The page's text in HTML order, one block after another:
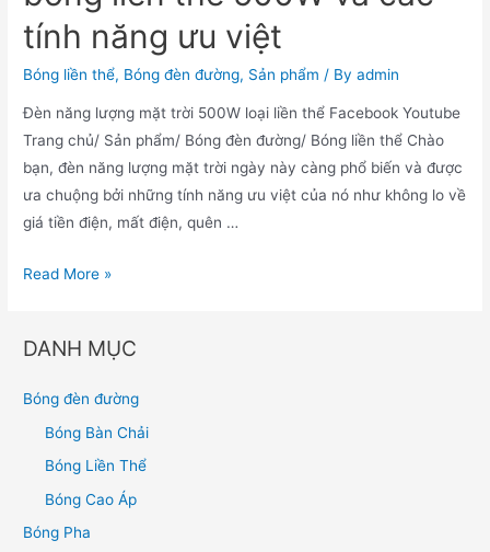
tính năng ưu việt
Bóng liền thể, Bóng đèn đường, Sản phẩm / Byadmin
Đèn năng lượng mặt trời 500W loại liền thể Facebook Youtube
Trang chủ/ Sản phẩm/ Bóng đèn đường/ Bóng liền thể Chào
bạn, đèn năng lượng mặt trời ngày này càng phổ biến và được
ưa chuộng bởi những tính năng ưu việt của nó như không lo về
giá tiền điện, mất điện, quên …
Read More »
DANH MỤC
Bóng đèn đường
Bóng Bàn Chải
Bóng Liền Thể
Bóng Cao Áp
Bóng Pha